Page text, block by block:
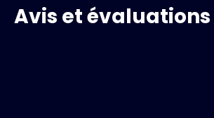
Avis et évaluations